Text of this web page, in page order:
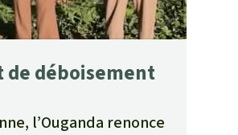
de déboisement
l’Ouganda renonce